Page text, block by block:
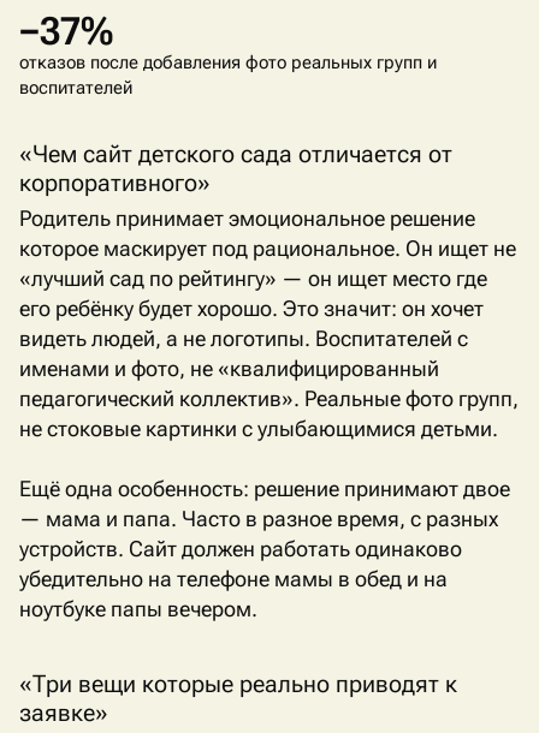
−37%
отказов после добавления фото реальных групп и
воспитателей
«Чем сайт детского сада отличается от
корпоративного»
Родитель принимает эмоциональное решение
которое маскирует под рациональное. Он ищет не
«лучший сад по рейтингу» — он ищет место где
его ребёнку будет хорошо. Это значит: он хочет
видеть людей, а не логотипы. Воспитателей с
именами и фото, не «квалифицированный
педагогический коллектив». Реальные фото групп,
не стоковые картинки с улыбающимися детьми.
Ещё одна особенность: решение принимают двое
— мама и папа. Часто в разное время, с разных
устройств. Сайт должен работать одинаково
убедительно на телефоне мамы в обед и на
ноутбуке папы вечером.
«Три вещи которые реально приводят к
заявке»